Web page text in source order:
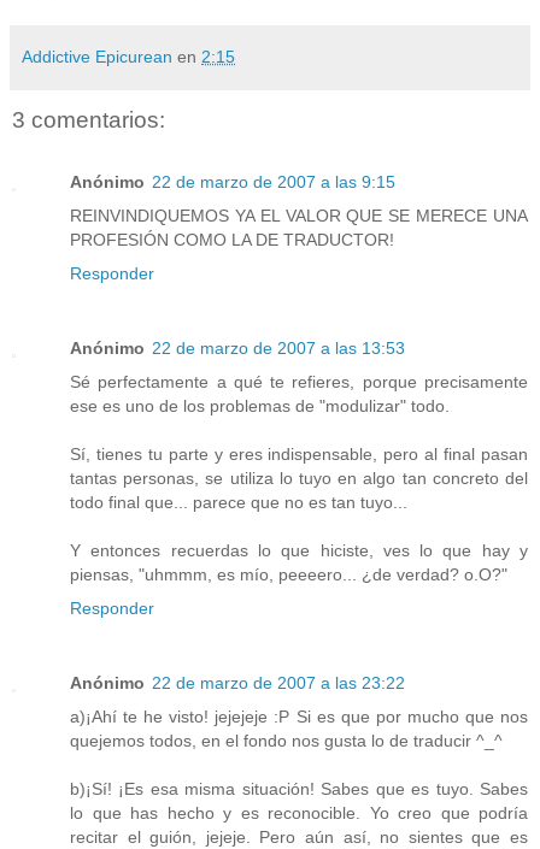
Addictive Epicurean en 2:15
3 comentarios:
Anónimo 22 de marzo de 2007 a las 9:15
REINVINDIQUEMOS YA EL VALOR QUE SE MERECE UNA
PROFESIÓN COMO LA DE TRADUCTOR!
Responder
Anónimo 22 de marzo de 2007 a las 13:53
Sé perfectamente a qué te refieres, porque precisamente
ese es uno de los problemas de "modulizar" todo.
Sí, tienes tu parte y eres indispensable, pero al final pasan
tantas personas, se utiliza lo tuyo en algo tan concreto del
todo final que... parece que no es tan tuyo...
Y entonces recuerdas lo que hiciste, ves lo que hay y
piensas, "uhmmm, es mío, peeeero... ¿de verdad? o.O?"
Responder
Anónimo 22 de marzo de 2007 a las 23:22
a)¡Ahí te he visto! jejejeje :P Si es que por mucho que nos
quejemos todos, en el fondo nos gusta lo de traducir ^_^
b)¡Sí! ¡Es esa misma situación! Sabes que es tuyo. Sabes
lo que has hecho y es reconocible. Yo creo que podría
recitar el guión, jejeje. Pero aún así, no sientes que es